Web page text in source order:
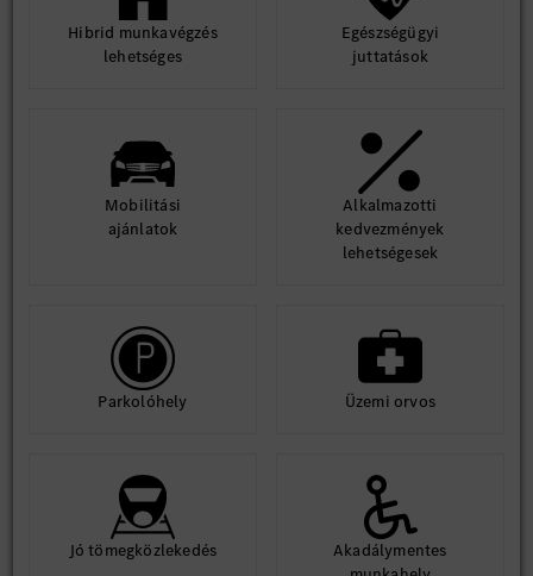
Hibrid munkavégzés
lehetséges
Egészségügyi
juttatások
Mobilitási
ajánlatok
Alkalmazotti
kedvezmények
lehetségesek
Parkolóhely Üzemi orvos
Jó tömegközlekedés
Akadálymentes